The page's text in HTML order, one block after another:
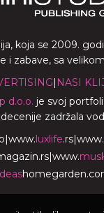
koja se 2009.
zabave, sa
| NASI
d.o.o. je svoj
zadržala
|www.luxlife.rs|www.
|www.